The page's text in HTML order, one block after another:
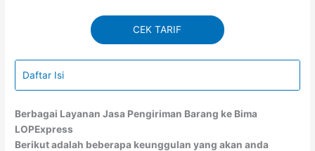
CEK TARIF
Daftar Isi
Berbagai Layanan Jasa Pengiriman Barang ke Bima
LOPExpress
Berikut adalah beberapa keunggulan yang akan anda